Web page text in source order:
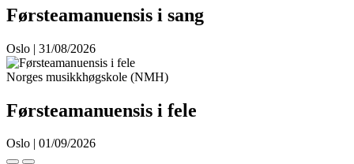
Førsteamanuensis i sang
Oslo | 31/08/2026
Norges musikkhøgskole (NMH)
Førsteamanuensis i fele
Oslo | 01/09/2026